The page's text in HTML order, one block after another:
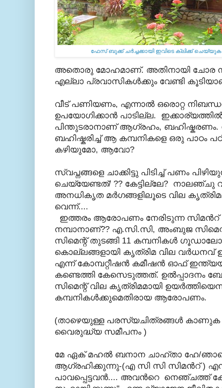
ഫേസ് ബുക്ക്‌ ചര്‍ച്ചക്കായി ഇവിടെ ക്ലിക്ക്
അതൊരു മോഹമാണ്. അതിനായി ചോര
എല്ലാ പ്രവാസികള്‍ക്കും വേണ്ടി
വീട് പണിയണം, എന്നാല്‍ ഒരൊറ്റ
ഉപയോഗിക്കാന്‍ പാടില്ല. ഇക്കാര്യത്തില്‍
പിന്തുടരാനാണ് ആഗ്രഹം, ബഹിഷ്കരണം.
ബഹിഷ്കരിച്ച്‌ ആ കമ്പനികളെ ഒരു പാഠം
കഴിയുമോ, ആവോ?
സ്വപ്നങ്ങളെ ചാക്കിട്ടു പിടിച്ച്‌ പണം
ചെയ്യേണ്ടത്/ ?? കേട്ടില്ലേ? നാലഞ്ചു
അനധികൃത മര്‍ഗങ്ങളിലൂടെ വില
വെന്ന്....
ഇത്തരം ആരോപണം നേരിടുന്ന സിമന്‍റ്
നമ്പാനാണ്?? എ.സി.സി, അംബുജ
സിമെന്റ് തുടങ്ങി 11 കമ്പനികള്‍
കൊല്ലങ്ങളായി കൃത്രിമ വില വര്‍ധനവ്‌
എന്ന്‌ കോമ്പറ്റീഷന്‍ കമീഷന്‍ ഓഫ്
കണ്ടെത്തി കേസെടുത്തത്. ഉല്‍പ്പാദനം
സിമെന്റ് വില കൃത്രിമമായി
കമ്പനികള്‍ക്കുമെതിരായ ആരോപണം.
(താഴെയുള്ള പരസ്യചിത്രങ്ങള്‍ കാണുക
വൈരുദ്ധ്യ സമീപനം )
മേ ഏക്‌ മഹല്‍ ബനാന ചാഹ്താ ഹേ/
ആഗ്രഹിക്കുന്നു-(എ സി സി സിമന്‍റ് )
പാവപ്പെട്ടവന്‍.... അവന്‍റെ നെഞ്ചത്ത്